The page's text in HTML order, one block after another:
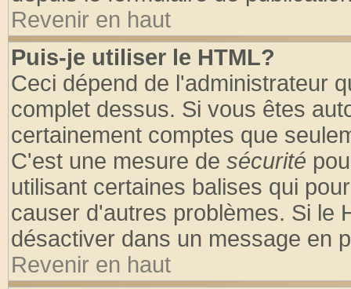
Revenir en haut
Puis-je utiliser le HTML?
Ceci dépend de l'administrateur
complet dessus. Si vous êtes
certainement comptes que
C'est une mesure de sécurité
utilisant certaines balises qui
causer d'autres problèmes. Si le
désactiver dans un message en
Revenir en haut